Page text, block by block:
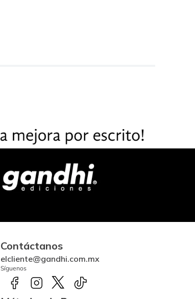
Contáctanos
elcliente@gandhi.com.mx
Síguenos